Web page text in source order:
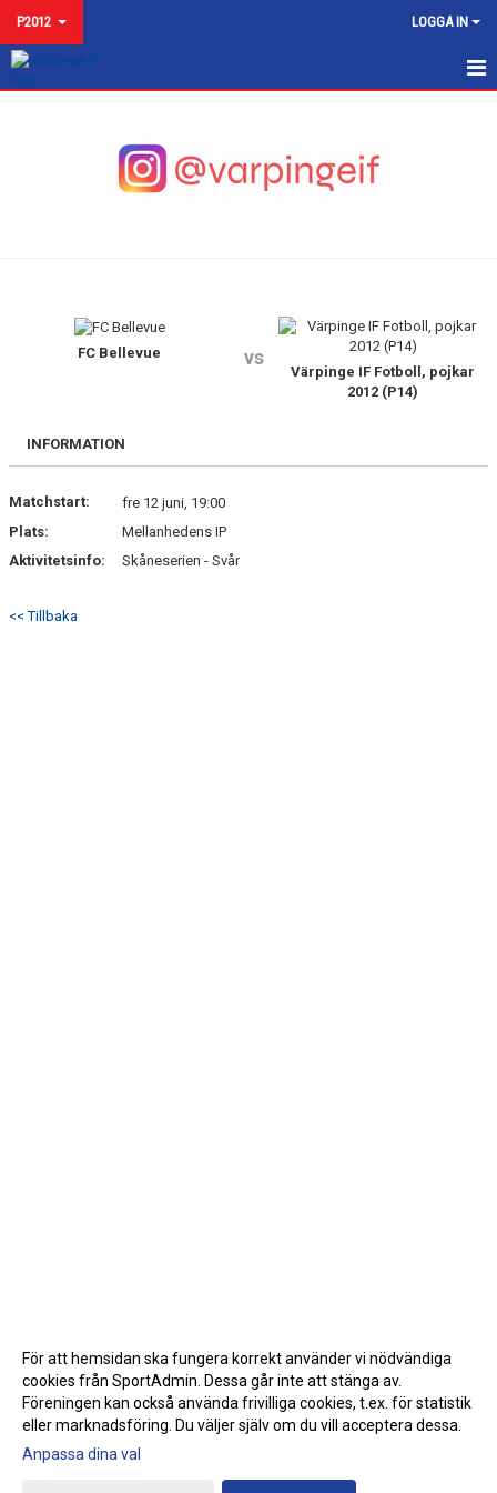
P2012 LOGGA IN
BILDGALLERIFC Bellevue vs
Värpinge IF Fotboll, pojkar
2012 (P14)
INFORMATION
Matchstart:
fre 12 juni, 19:00
Plats:
Mellanhedens IP
Aktivitetsinfo:
Skåneserien - Svår
<< Tillbaka
Gå till Webbversion
För att hemsidan ska fungera korrekt använder vi nödvändiga
cookies från SportAdmin. Dessa går inte att stänga av.
Föreningen kan också använda frivilliga cookies, t.ex. för statistik
eller marknadsföring. Du väljer själv om du vill acceptera dessa.
Anpassa dina val